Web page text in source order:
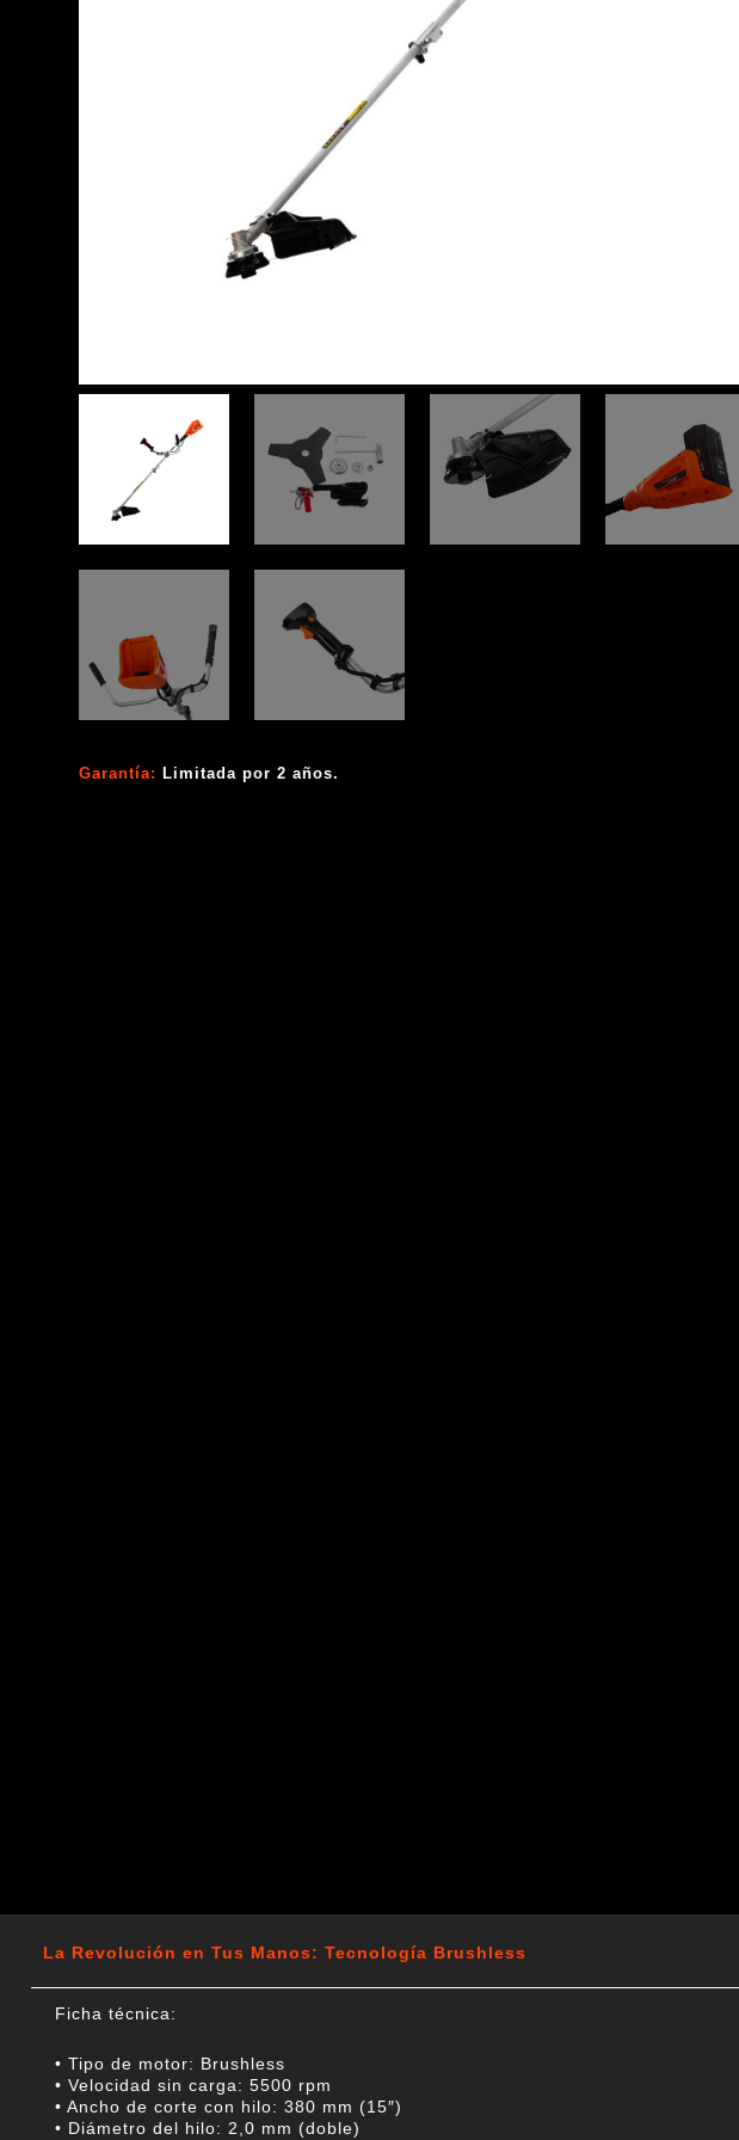
Garantía: Limitada por 2 años.
La Revolución en Tus Manos: Tecnología Brushless
Ficha técnica:
• Tipo de motor: Brushless
• Velocidad sin carga: 5500 rpm
• Ancho de corte con hilo: 380 mm (15″)
• Diámetro del hilo: 2,0 mm (doble)